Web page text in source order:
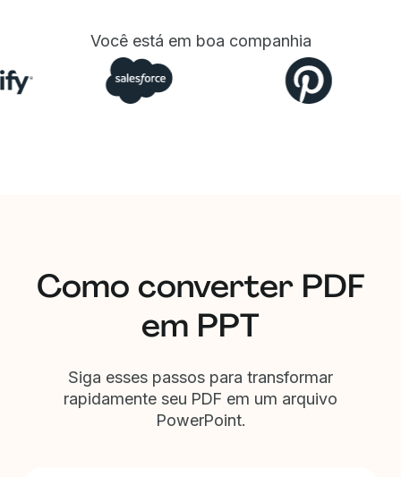
Você está em boa companhia
Como converter PDF
em PPT
Siga esses passos para transformar
rapidamente seu PDF em um arquivo
PowerPoint.